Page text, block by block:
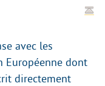
avec les
Européenne dont
directement